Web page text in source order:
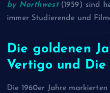
by Northwest (1959) sind
immer Studierende und
Die goldenen
Vertigo und Die
Die 1960er Jahre